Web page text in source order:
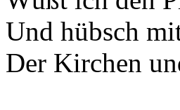
Und hübsch
Der Kirchen